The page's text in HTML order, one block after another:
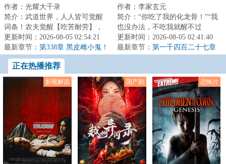
作者：光耀大千录
简介：武道世界，人人皆可觉醒
词条！农夫觉醒【吃苦耐劳】，
对于痛苦自适应程度+%富人觉醒
【奴隶主】，对...
更新时间：2026-08-05 02:54:21
最新章节： 第338章 黑皮雌小鬼！
一千亿倍！
作者：李家玄元
简介：“你吃了我的化龙骨！”“我
也没办法，不吃我就醒不过
来。”“小姑姑，我的化龙骨没
了。”...
更新时间：2026-08-05 02:41:40
最新章节： 第一千四百二十七章
正在热播推荐
影视解说 国产剧 恐怖片